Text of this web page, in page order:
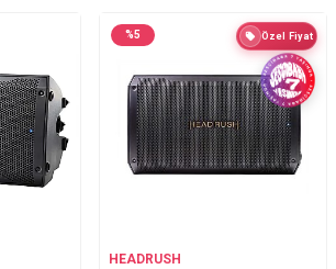
%5 Özel Fiyat
HEADRUSH